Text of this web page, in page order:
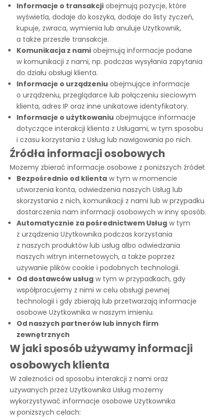
Informacje o transakcji obejmują pozycje, które
wyświetla, dodaje do koszyka, dodaje do listy życzeń,
kupuje, zwraca, wymienia lub anuluje Użytkownik,
a także przeszłe transakcje.
Komunikacja z nami obejmują informacje podane
w komunikacji z nami, np. podczas wysyłania zapytania
do działu obsługi klienta.
Informacje o urządzeniu obejmujące informacje
o urządzeniu, przeglądarce lub połączeniu sieciowym
klienta, adres IP oraz inne unikatowe identyfikatory.
Informacje o użytkowaniu obejmujące informacje
dotyczące interakcji klienta z Usługami, w tym sposobu
i czasu korzystania z Usług lub nawigowania po nich.
Źródła informacji osobowych
Możemy zbierać informacje osobowe z poniższych źródeł:
Bezpośrednio od klienta w tym w momencie
utworzenia konta, odwiedzenia naszych Usług lub
skorzystania z nich, komunikacji z nami lub w przypadku
dostarczenia nam informacji osobowych w inny sposób.
Automatycznie za pośrednictwem Usług w tym
z urządzenia Użytkownika podczas korzystania
z naszych produktów lub usług albo odwiedzania
naszych witryn internetowych, a także poprzez
używanie plików cookie i podobnych technologii.
Od dostawców usług w tym w przypadkach, gdy
współpracujemy z nimi w celu obsługi pewnej
technologii i gdy zbierają lub przetwarzają informacje
osobowe Użytkownika w naszym imieniu.
Od naszych partnerów lub innych firm
zewnętrznych
W jaki sposób używamy informacji
osobowych klienta
W zależności od sposobu interakcji z nami oraz
używanych przez Użytkownika Usług możemy
wykorzystywać informacje osobowe Użytkownika
w poniższych celach: